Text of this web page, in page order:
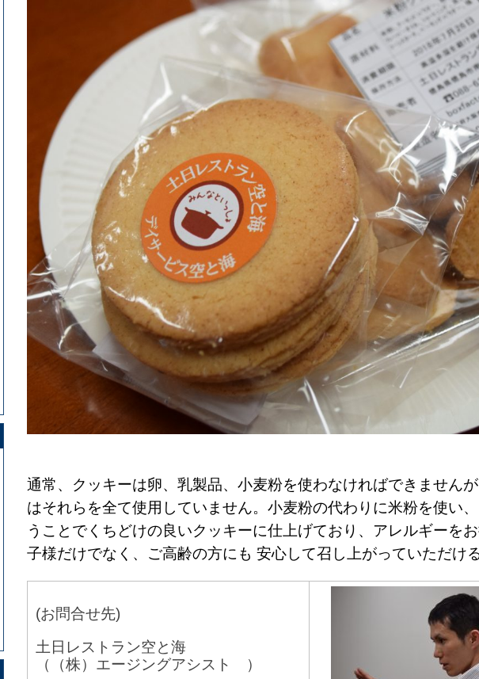
通常、クッキーは卵、乳製品、小麦粉を使わなければできません
はそれらを全て使用していません。小麦粉の代わりに米粉を使い
うことでくちどけの良いクッキーに仕上げており、アレルギーを
子様だけでなく、ご高齢の方にも 安心して召し上がっていただけ
(お問合せ先)
土日レストラン空と海
（（株）エージングアシスト ）